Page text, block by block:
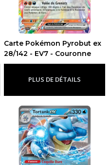
Carte Pokémon Pyrobut ex
28/142 - EV7 - Couronne
Stellaire-Ev7 - Couronne Stellaire
PLUS DE DÉTAILS